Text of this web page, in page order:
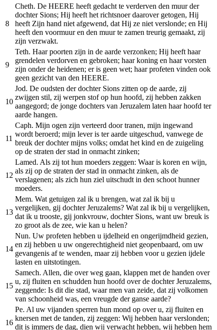
8
Cheth. De HEERE heeft gedacht te verderven den muur der
dochter Sions; Hij heeft het richtsnoer daarover getogen, Hij
heeft Zijn hand niet afgewend, dat Hij ze niet verslonde; en Hij
heeft den voormuur en den muur te zamen treurig gemaakt, zij
zijn verzwakt.
9
Teth. Haar poorten zijn in de aarde verzonken; Hij heeft haar
grendelen verdorven en gebroken; haar koning en haar vorsten
zijn onder de heidenen; er is geen wet; haar profeten vinden ook
geen gezicht van den HEERE.
10
Jod. De oudsten der dochter Sions zitten op de aarde, zij
zwijgen stil, zij werpen stof op hun hoofd, zij hebben zakken
aangegord; de jonge dochters van Jeruzalem laten haar hoofd ter
aarde hangen.
11
Caph. Mijn ogen zijn verteerd door tranen, mijn ingewand
wordt beroerd; mijn lever is ter aarde uitgeschud, vanwege de
breuk der dochter mijns volks; omdat het kind en de zuigeling
op de straten der stad in onmacht zinken;
12
Lamed. Als zij tot hun moeders zeggen: Waar is koren en wijn,
als zij op de straten der stad in onmacht zinken, als de
verslagenen; als zich hun ziel uitschudt in den schoot hunner
moeders.
13
Mem. Wat getuigen zal ik u brengen, wat zal ik bij u
vergelijken, gij dochter Jeruzalems? Wat zal ik bij u vergelijken,
dat ik u trooste, gij jonkvrouw, dochter Sions, want uw breuk is
zo groot als de zee, wie kan u helen?
14
Nun. Uw profeten hebben u ijdelheid en ongerijmdheid gezien,
en zij hebben u uw ongerechtigheid niet geopenbaard, om uw
gevangenis af te wenden, maar zij hebben voor u gezien ijdele
lasten en uitstotingen.
15
Samech. Allen, die over weg gaan, klappen met de handen over
u, zij fluiten en schudden hun hoofd over de dochter Jeruzalems,
zeggende: Is dit die stad, waar men van zeide, dat zij volkomen
van schoonheid was, een vreugde der ganse aarde?
16
Pe. Al uw vijanden sperren hun mond op over u, zij fluiten en
knersen met de tanden, zij zeggen: Wij hebben haar verslonden;
dit is immers de dag, dien wij verwacht hebben, wij hebben hem